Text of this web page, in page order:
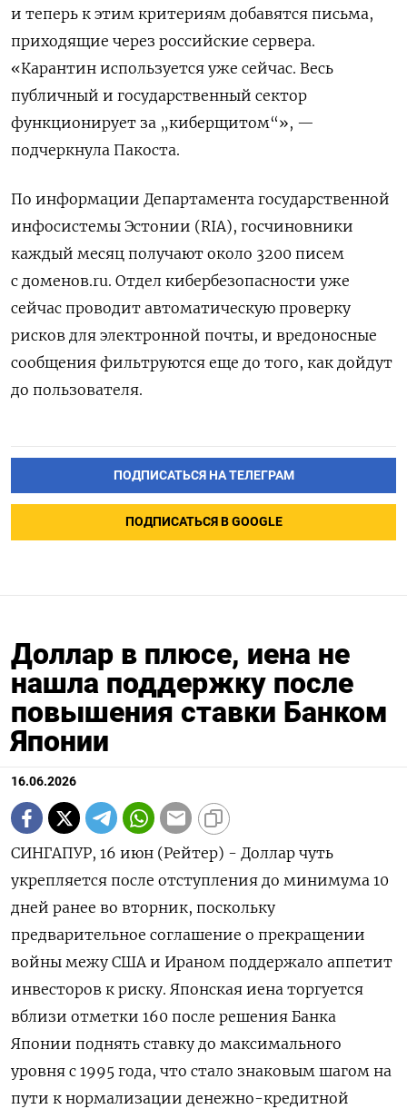
и теперь к этим критериям добавятся письма,
приходящие через российские сервера.
«Карантин используется уже сейчас. Весь
публичный и государственный сектор
функционирует за „киберщитом“», —
подчеркнула Пакоста.
По информации Департамента государственной
инфосистемы Эстонии (RIA), госчиновники
каждый месяц получают около 3200 писем
с доменов.ru. Отдел кибербезопасности уже
сейчас проводит автоматическую проверку
рисков для электронной почты, и вредоносные
сообщения фильтруются еще до того, как дойдут
до пользователя.
ПОДПИСАТЬСЯ НА ТЕЛЕГРАМ
ПОДПИСАТЬСЯ В GOOGLE
Доллар в плюсе, иена не
нашла поддержку после
повышения ставки Банком
Японии
16.06.2026
СИНГАПУР, 16 июн (Рейтер) - Доллар чуть
укрепляется после отступления до минимума 10
дней ранее во вторник, поскольку
предварительное соглашение о прекращении
войны межу США и Ираном поддержало ‌аппетит
инвеcторов к риску. Японская иена торгуется
вблизи отметки 160 после решения Банка
Японии поднять ставку до максимального
уровня с 1995 года, что стало знаковым шагом ​на
пути к нормализации ​денежно-кредитной